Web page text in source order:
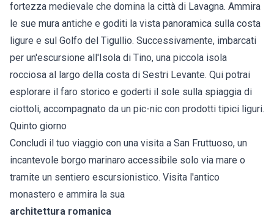
fortezza medievale che domina la città di Lavagna. Ammira
le sue mura antiche e goditi la vista panoramica sulla costa
ligure e sul Golfo del Tigullio. Successivamente, imbarcati
per un'escursione all'Isola di Tino, una piccola isola
rocciosa al largo della costa di Sestri Levante. Qui potrai
esplorare il faro storico e goderti il sole sulla spiaggia di
ciottoli, accompagnato da un pic-nic con prodotti tipici liguri.
Quinto giorno
Concludi il tuo viaggio con una visita a San Fruttuoso, un
incantevole borgo marinaro accessibile solo via mare o
tramite un sentiero escursionistico. Visita l'antico
monastero e ammira la sua
architettura romanica